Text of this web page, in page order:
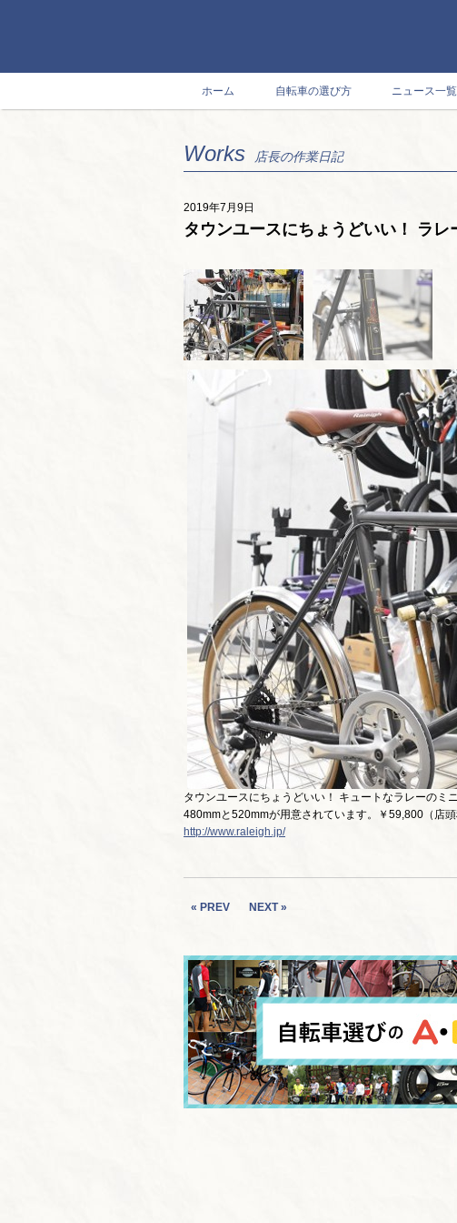
ホーム 自転車の選び方 ニュース一覧
Works 店長の作業日記
2019年7月9日
タウンユースにちょうどいい！ ラレ
タウンユースにちょうどいい！ キュートなラレーの
480mmと520mmが用意されています。￥59,800（店
http://www.raleigh.jp/
« PREV NEXT »